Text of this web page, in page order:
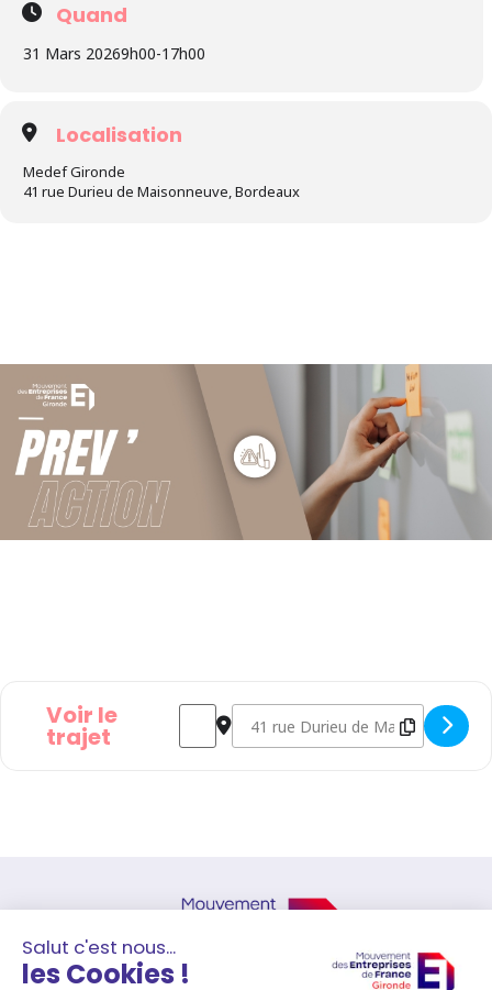
Quand
31 Mars 20269h00-17h00
Localisation
Medef Gironde
41 rue Durieu de Maisonneuve, Bordeaux
Voir le
trajet
Address - Prév-action - Initier et piloter
Destination Address - Prév-action